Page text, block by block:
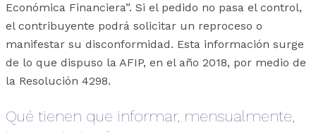
Económica Financiera”. Si el pedido no pasa el control,
el contribuyente podrá solicitar un reproceso o
manifestar su disconformidad. Esta información surge
de lo que dispuso la AFIP, en el año 2018, por medio de
la Resolución 4298.
Qué tienen que informar, mensualmente,